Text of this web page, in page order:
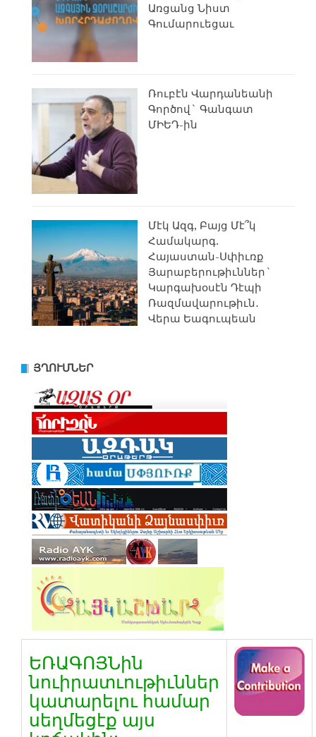
Առցանց Նիստ
Գումարուեցաւ
Ռուբէն Վարդանեանի
Գործով` Գանգատ
ՄԻԵԴ-ին
Մէկ Ազգ, Բայց Մէ՞կ
Համակարգ.
Հայաստան-Սփիւռք
Յարաբերութիւններ`
Կարգախօսէն Դէպի
Ռազմավարութիւն․
Վերա Եագուպեան
ՅՂՈՒՄՆԵՐ
ԵՌԱԳՈՅՆին
նուիրատւութիւններ
կատարելու համար
սեղմեցէք այս